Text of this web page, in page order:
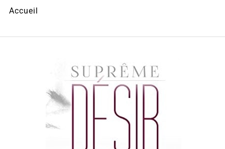
Accueil